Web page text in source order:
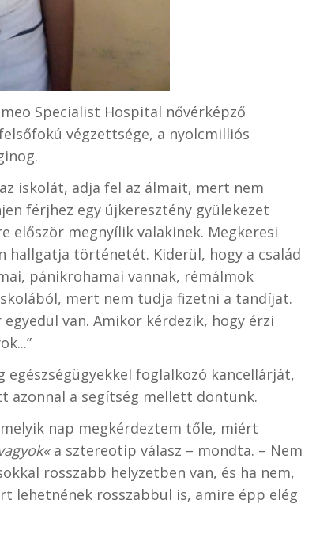
Specialist Hospital nővérképző
végzettsége, a nyolcmilliós
iskolát, adja fel az álmait, mert nem
férjhez egy újkeresztény gyülekezet
először megnyílik valakinek. Megkeresi
hallgatja történetét. Kiderül, hogy a család
pánikrohamai vannak, rémálmok
mert nem tudja fizetni a tandíjat.
van. Amikor kérdezik, hogy érzi
egészségügyekkel foglalkozó kancellárját,
azonnal a segítség mellett döntünk.
nap megkérdeztem tőle, miért
a sztereotip válasz – mondta. – Nem
rosszabb helyzetben van, és ha nem,
lehetnének rosszabbul is, amire épp elég